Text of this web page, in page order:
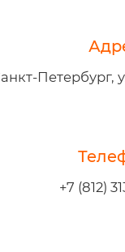
Петербург,
+7 (812)